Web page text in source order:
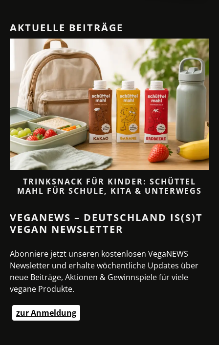
AKTUELLE BEITRÄGE
TRINKSNACK FÜR KINDER: SCHÜTTEL
MAHL FÜR SCHULE, KITA & UNTERWEGS
VEGANEWS – DEUTSCHLAND IS(S)T
VEGAN NEWSLETTER
Abonniere jetzt unseren kostenlosen VegaNEWS
Newsletter und erhalte wöchentliche Updates über
neue Beiträge, Aktionen & Gewinnspiele für viele
vegane Produkte.
zur Anmeldung